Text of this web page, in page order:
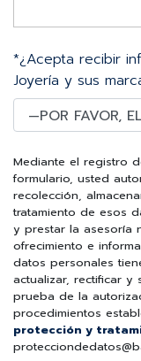
*¿Acepta recibir
Joyería y sus
Mediante el registro
formulario, usted
recolección,
tratamiento de esos
y prestar la asesoría
ofrecimiento e
datos personales
actualizar, rectificar y
prueba de la
procedimientos
protección y